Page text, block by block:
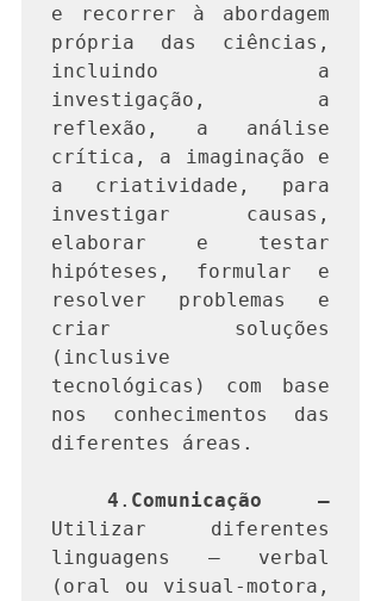
e recorrer à abordagem
própria das ciências,
incluindo a
investigação, a
reflexão, a análise
crítica, a imaginação e
a criatividade, para
investigar causas,
elaborar e testar
hipóteses, formular e
resolver problemas e
criar soluções
(inclusive
tecnológicas) com base
nos conhecimentos das
diferentes áreas.
4 . Comunicação —
Utilizar diferentes
linguagens – verbal
(oral ou visual-motora,